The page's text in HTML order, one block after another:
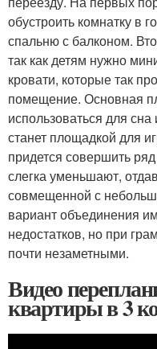
обустроить комнатку в
спальню с балконом.
так как детям нужно
кровати, которые так
помещение. Основная
использоваться для
станет площадкой для
придется совершить
слегка уменьшают,
совмещенной с
вариант объединения
недостатков, но при
почти незаметными.
Видео
квартиры в 3